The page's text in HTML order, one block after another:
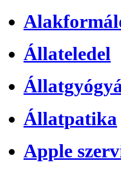
Állateledel
Állatpatika
Apple